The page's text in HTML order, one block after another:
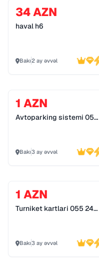
34 AZN
haval h6
Bakı2 ay əvvəl
1 AZN
Avtoparking sistemi 055
Bakı3 ay əvvəl
1 AZN
Turniket kartlari 055 245
Bakı3 ay əvvəl